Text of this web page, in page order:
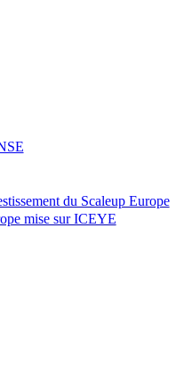
du Scaleup Europe
mise sur ICEYE